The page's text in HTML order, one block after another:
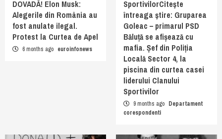
DOVADĂ! Elon Musk:
Alegerile din România au
fost anulate ilegal.
Protest la Curtea de Apel
6 months ago euroinfonews
SportivilorCiteşte
întreaga ştire: Gruparea
Goleac – primarul PSD
Băluță se afișează cu
mafia. Șef din Poliția
Locală Sector 4, la
piscina din curtea casei
liderului Clanului
Sportivilor
9 months ago Departament
corespondenti